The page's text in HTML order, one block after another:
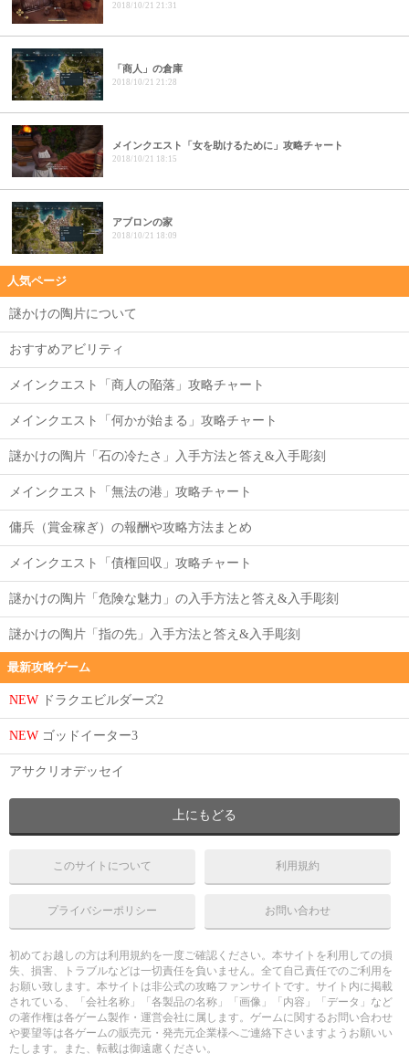
2018/10/21 21:31
「商人」の倉庫
2018/10/21 21:28
メインクエスト「女を助けるために」攻略チャート
2018/10/21 18:15
アブロンの家
2018/10/21 18:09
人気ページ
謎かけの陶片について
おすすめアビリティ
メインクエスト「商人の陥落」攻略チャート
メインクエスト「何かが始まる」攻略チャート
謎かけの陶片「石の冷たさ」入手方法と答え&入手彫刻
メインクエスト「無法の港」攻略チャート
傭兵（賞金稼ぎ）の報酬や攻略方法まとめ
メインクエスト「債権回収」攻略チャート
謎かけの陶片「危険な魅力」の入手方法と答え&入手彫刻
謎かけの陶片「指の先」入手方法と答え&入手彫刻
最新攻略ゲーム
NEW ドラクエビルダーズ2
NEW ゴッドイーター3
アサクリオデッセイ
上にもどる
このサイトについて 利用規約
プライバシーポリシー お問い合わせ
初めてお越しの方は利用規約を一度ご確認ください。本サイトを利用しての損
失、損害、トラブルなどは一切責任を負いません。全て自己責任でのご利用を
お願い致します。本サイトは非公式の攻略ファンサイトです。サイト内に掲載
されている、「会社名称」「各製品の名称」「画像」「内容」「データ」など
の著作権は各ゲーム製作・運営会社に属します。ゲームに関するお問い合わせ
や要望等は各ゲームの販売元・発売元企業様へご連絡下さいますようお願いい
たします。また、転載は御遠慮ください。